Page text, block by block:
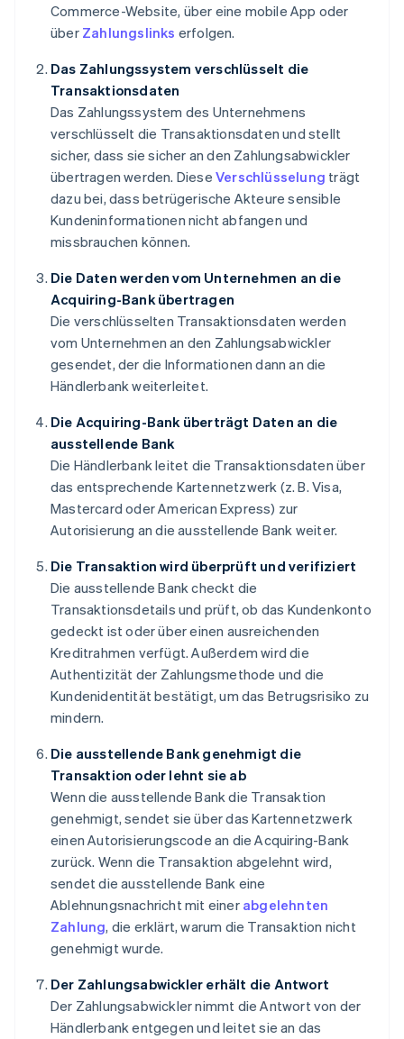
Commerce-Website, über eine mobile App oder
über Zahlungslinks erfolgen.
Das Zahlungssystem verschlüsselt die
Transaktionsdaten
Das Zahlungssystem des Unternehmens
verschlüsselt die Transaktionsdaten und stellt
sicher, dass sie sicher an den Zahlungsabwickler
übertragen werden. Diese Verschlüsselung trägt
dazu bei, dass betrügerische Akteure sensible
Kundeninformationen nicht abfangen und
missbrauchen können.
Die Daten werden vom Unternehmen an die
Acquiring-Bank übertragen
Die verschlüsselten Transaktionsdaten werden
vom Unternehmen an den Zahlungsabwickler
gesendet, der die Informationen dann an die
Händlerbank weiterleitet.
Die Acquiring-Bank überträgt Daten an die
ausstellende Bank
Die Händlerbank leitet die Transaktionsdaten über
das entsprechende Kartennetzwerk (z. B. Visa,
Mastercard oder American Express) zur
Autorisierung an die ausstellende Bank weiter.
Die Transaktion wird überprüft und verifiziert
Die ausstellende Bank checkt die
Transaktionsdetails und prüft, ob das Kundenkonto
gedeckt ist oder über einen ausreichenden
Kreditrahmen verfügt. Außerdem wird die
Authentizität der Zahlungsmethode und die
Kundenidentität bestätigt, um das Betrugsrisiko zu
mindern.
Die ausstellende Bank genehmigt die
Transaktion oder lehnt sie ab
Wenn die ausstellende Bank die Transaktion
genehmigt, sendet sie über das Kartennetzwerk
einen Autorisierungscode an die Acquiring-Bank
zurück. Wenn die Transaktion abgelehnt wird,
sendet die ausstellende Bank eine
Ablehnungsnachricht mit einer abgelehnten
Zahlung, die erklärt, warum die Transaktion nicht
genehmigt wurde.
Der Zahlungsabwickler erhält die Antwort
Der Zahlungsabwickler nimmt die Antwort von der
Händlerbank entgegen und leitet sie an das